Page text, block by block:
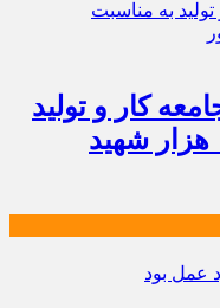
کار و تولید
به مناسبت گرامیداشت ۱۴ هزار شهید